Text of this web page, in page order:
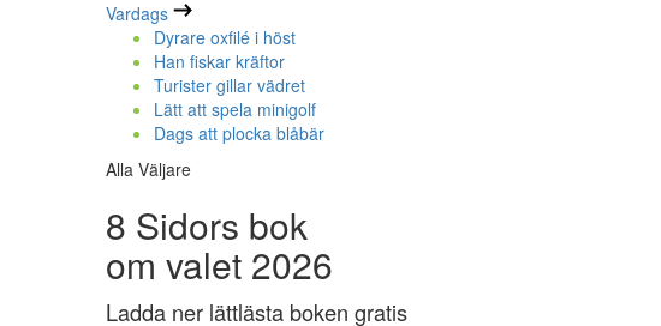
Vardags
Dyrare oxfilé i höst
Han fiskar kräftor
Turister gillar vädret
Lätt att spela minigolf
Dags att plocka blåbär
Alla Väljare
8 Sidors bok
om valet 2026
Ladda ner lättlästa boken gratis